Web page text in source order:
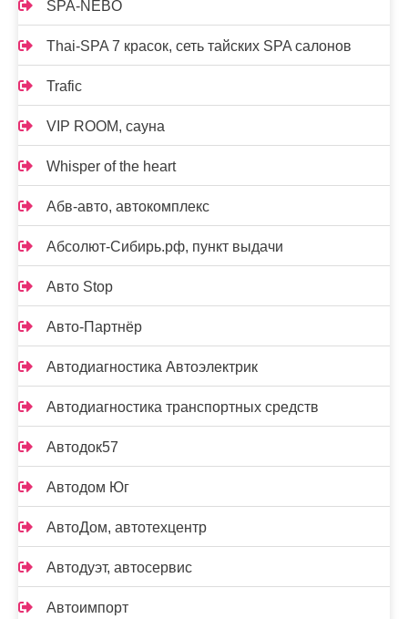
SPA-NEBO
Thai-SPA 7 красок, сеть тайских SPA салонов
Trafic
VIP ROOM, сауна
Whisper of the heart
Абв-авто, автокомплекс
Абсолют-Сибирь.рф, пункт выдачи
Авто Stop
Авто-Партнёр
Автодиагностика Автоэлектрик
Автодиагностика транспортных средств
Автодок57
Автодом Юг
АвтоДом, автотехцентр
Автодуэт, автосервис
Автоимпорт